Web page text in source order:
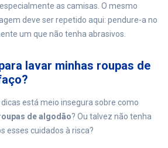
as camisas. O mesmo
deve ser repetido aqui: pendure-a no
um que não tenha abrasivos.
lavar minhas roupas de
está meio insegura sobre como
de algodão? Ou talvez não tenha
esses cuidados à risca?